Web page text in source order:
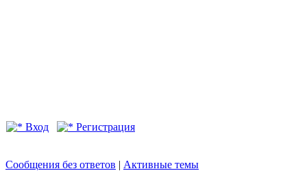
Вход Регистрация
Сообщения без ответов | Активные темы